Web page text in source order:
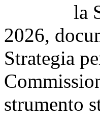
la
2026,
Strategia
strumento